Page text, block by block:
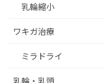
乳輪縮小
ワキガ治療
ミラドライ